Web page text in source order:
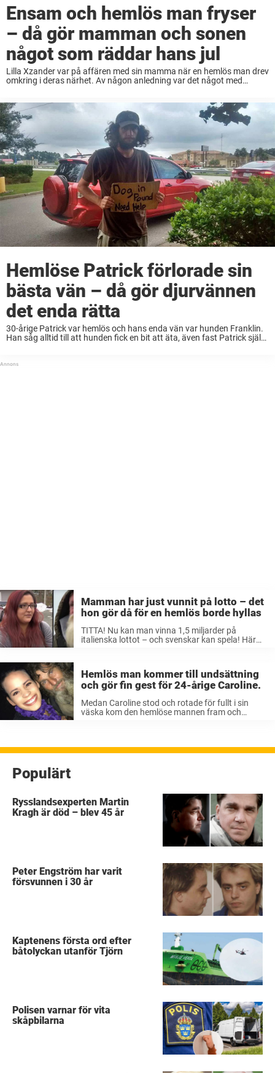
Ensam och hemlös man fryser
– då gör mamman och sonen
något som räddar hans jul
Lilla Xzander var på affären med sin mamma när en hemlös man drev
omkring i deras närhet. Av någon anledning var det något med
Hemlöse Patrick förlorade sin
bästa vän – då gör djurvännen
det enda rätta
30-årige Patrick var hemlös och hans enda vän var hunden Franklin.
Han såg alltid till att hunden fick en bit att äta, även fast Patrick själv
Mamman har just vunnit på lotto – det
hon gör då för en hemlös borde hyllas
TITTA! Nu kan man vinna 1,5 miljarder på
italienska lottot – och svenskar kan spela! Här
Hemlös man kommer till undsättning
och gör fin gest för 24-årige Caroline.
Medan Caroline stod och rotade för fullt i sin
väska kom den hemlöse mannen fram och
Populärt
Rysslandsexperten Martin
Kragh är död – blev 45 år
Peter Engström har varit
försvunnen i 30 år
Kaptenens första ord efter
båtolyckan utanför Tjörn
Polisen varnar för vita
skåpbilarna